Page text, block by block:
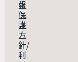
報
保
護
方
針/
利